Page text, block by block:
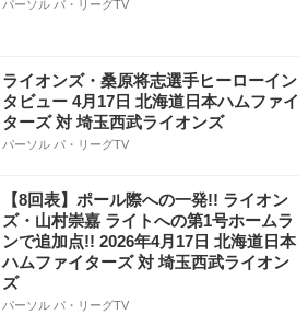
パーソル パ・リーグTV
ライオンズ・桑原将志選手ヒーローイン
タビュー 4月17日 北海道日本ハムファイ
ターズ 対 埼玉西武ライオンズ
パーソル パ・リーグTV
【8回表】ポール際への一発!! ライオン
ズ・山村崇嘉 ライトへの第1号ホームラ
ンで追加点!! 2026年4月17日 北海道日本
ハムファイターズ 対 埼玉西武ライオン
ズ
パーソル パ・リーグTV